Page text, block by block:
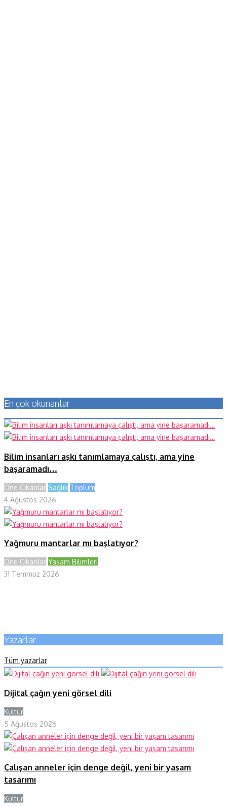
En çok okunanlar
Bilim insanları aşkı tanımlamaya çalıştı, ama yine
başaramadı…
Öne Çıkanlar Sağlık Toplum
4 Ağustos 2026
Yağmuru mantarlar mı başlatıyor?
Öne Çıkanlar Yaşam Bilimleri
31 Temmuz 2026
Yazarlar
Tüm yazarlar
Dijital çağın yeni görsel dili
Kültür
5 Ağustos 2026
Çalışan anneler için denge değil, yeni bir yaşam
tasarımı
Kültür